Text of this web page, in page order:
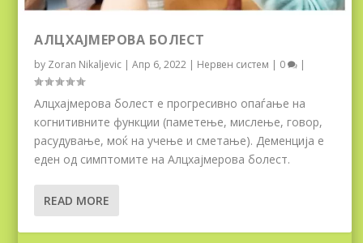
АЛЦХАЈМЕРОВА БОЛЕСТ
by Zoran Nikaljevic |Апр 6, 2022 | Нервен систем | 0 |
Алцхајмерова болест е прогресивно опаѓање на
когнитивните функции (паметење, мислење, говор,
расудување, моќ на учење и сметање). Деменција е
еден од симптомите на Алцхајмерова болест.
READ MORE